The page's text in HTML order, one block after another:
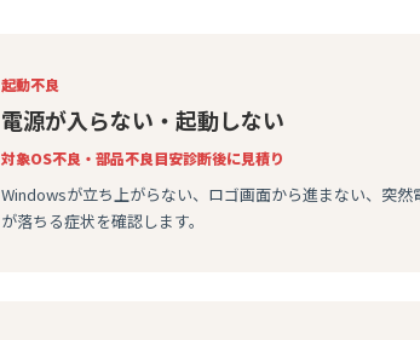
起動不良
電源が入らない・起動しない
Windowsが立ち上がらない、ロゴ画面から進まない、突然
が落ちる症状を確認します。
対象OS不良・部品不良目安診断後に見積り